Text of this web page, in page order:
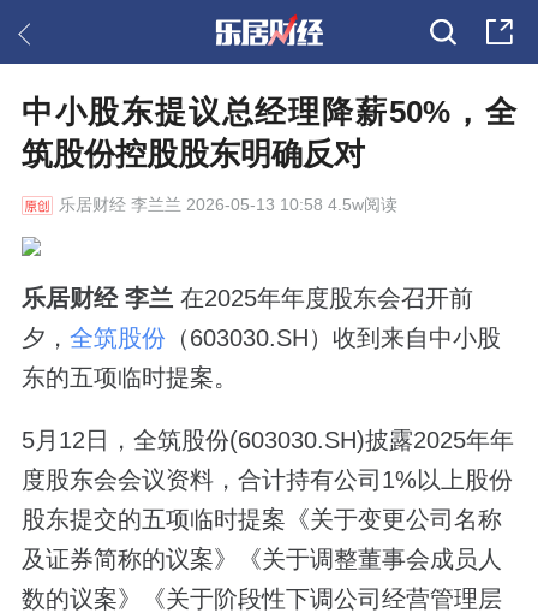
中小股东提议总经理降薪50%，全
筑股份控股股东明确反对
乐居财经李兰兰 2026-05-13 10:58 4.5w阅读
乐居财经 李兰 在2025年年度股东会召开前
夕， 全筑股份 （603030.SH）收到来自中小股
东的五项临时提案。
5月12日，全筑股份(603030.SH)披露2025年年
度股东会会议资料，合计持有公司1%以上股份
股东提交的五项临时提案《关于变更公司名称
及证券简称的议案》《关于调整董事会成员人
数的议案》《关于阶段性下调公司经营管理层